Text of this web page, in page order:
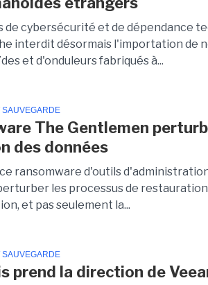
de cybersécurité et de dépendance
interdit désormais l'importation de
et d'onduleurs fabriqués à...
SAUVEGARDE
The Gentlemen
des données
ransomware d'outils
les processus de
et pas seulement la...
SAUVEGARDE
prend la direction de